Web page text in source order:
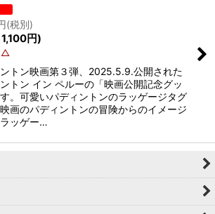
(税別)
1,100円)
△
トン映画第３弾、2025.5.9.公開された
トン イン ペルーの「映画公開記念グッ
。可愛いパディントンのラッゲージタグ
画のパディントンの冒険からのイメージ
ッゲー…